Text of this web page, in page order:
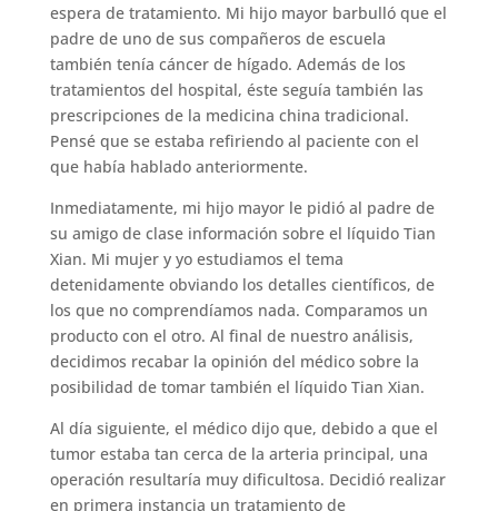
espera de tratamiento. Mi hijo mayor barbulló que el
padre de uno de sus compañeros de escuela
también tenía cáncer de hígado. Además de los
tratamientos del hospital, éste seguía también las
prescripciones de la medicina china tradicional.
Pensé que se estaba refiriendo al paciente con el
que había hablado anteriormente.
Inmediatamente, mi hijo mayor le pidió al padre de
su amigo de clase información sobre el líquido Tian
Xian. Mi mujer y yo estudiamos el tema
detenidamente obviando los detalles científicos, de
los que no comprendíamos nada. Comparamos un
producto con el otro. Al final de nuestro análisis,
decidimos recabar la opinión del médico sobre la
posibilidad de tomar también el líquido Tian Xian.
Al día siguiente, el médico dijo que, debido a que el
tumor estaba tan cerca de la arteria principal, una
operación resultaría muy dificultosa. Decidió realizar
en primera instancia un tratamiento de